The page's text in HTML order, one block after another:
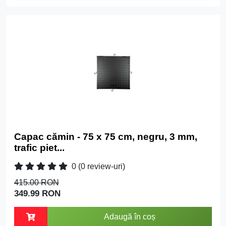
Capac cămin - 75 x 75 cm, negru, 3 mm,
trafic piet...
0 (0 review-uri)
415.00 RON
349.99 RON
Adaugă în coș